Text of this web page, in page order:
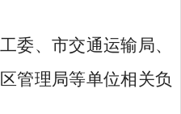
委、市交通运输局、
管理局等单位相关负